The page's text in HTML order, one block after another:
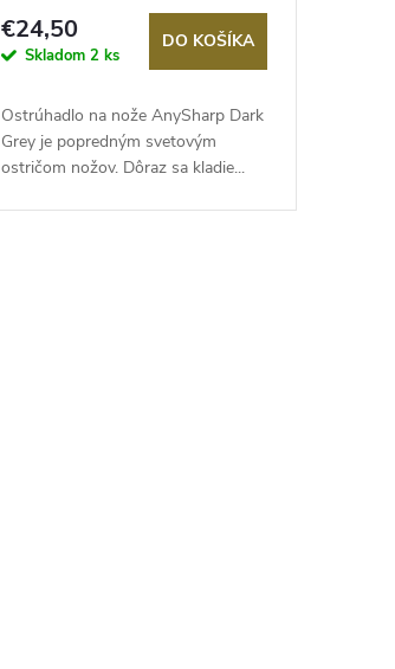
€24,50
Skladom 2 ks
DO KOŠÍKA
Ostrúhadlo na nože AnySharp Dark
Grey je popredným svetovým
ostričom nožov. Dôraz sa kladie...